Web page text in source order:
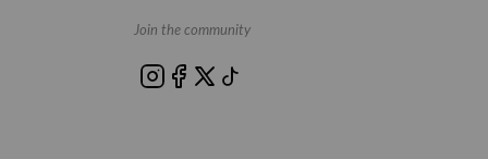
Join the community